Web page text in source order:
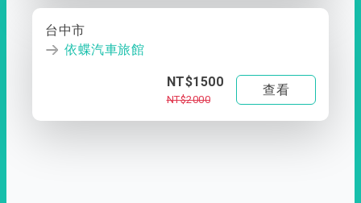
台中市
依蝶汽車旅館
NT$1500
NT$2000
查看